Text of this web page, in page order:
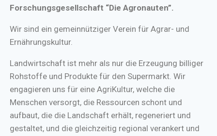
Forschungsgesellschaft “Die Agronauten”.
Wir sind ein gemeinnütziger Verein für Agrar- und
Ernährungskultur.
Landwirtschaft ist mehr als nur die Erzeugung billiger
Rohstoffe und Produkte für den Supermarkt. Wir
engagieren uns für eine AgriKultur, welche die
Menschen versorgt, die Ressourcen schont und
aufbaut, die die Landschaft erhält, regeneriert und
gestaltet, und die gleichzeitig regional verankert und